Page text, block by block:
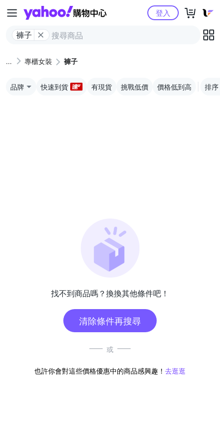
Yahoo購物中心
褲子
登入
專櫃女裝 褲子
品牌 快速到貨 有現貨 挑戰低價 價格低到高 排序
找不到商品嗎？換換其他條件吧！
清除條件再搜尋
或
也許你會對這些價格優惠中的商品感興趣！ 去逛逛